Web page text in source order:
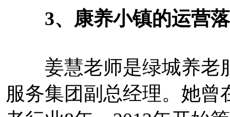
3、康养小镇的运营
姜慧老师是绿城养老
服务集团副总经理。她曾